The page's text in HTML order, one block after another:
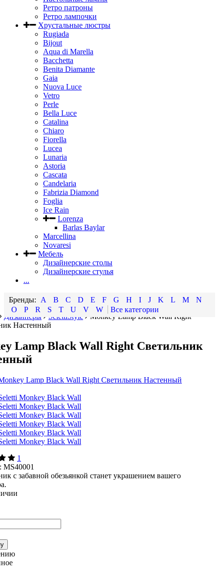
Ретро патроны
Ретро лампочки
Хрустальные люстры
Rugiada
Bijout
Aqua di Marella
Bacchetta
Benita Diamante
Gaia
Nuova Luce
Vetro
Perle
Bella Luce
Сatalina
Chiaro
Fiorella
Lucea
Lunaria
Astoria
Cascata
Candelaria
Fabrizia Diamond
Foglia
Ice Rain
Lorenza
Barlas Baylar
Marcellina
Novaresi
Мебель
Дизайнерские столы
Дизайнерские стулья
...
A B C D E F G H I J K L M
N
O
P R S T U V W
Все категории
Дизайнеры
SelettiStyle
Monkey Lamp Black Wall Right
Настенный
Lamp Black Wall Right Светильник
1
MS40001
с забавной обезьянкой станет украшением вашего